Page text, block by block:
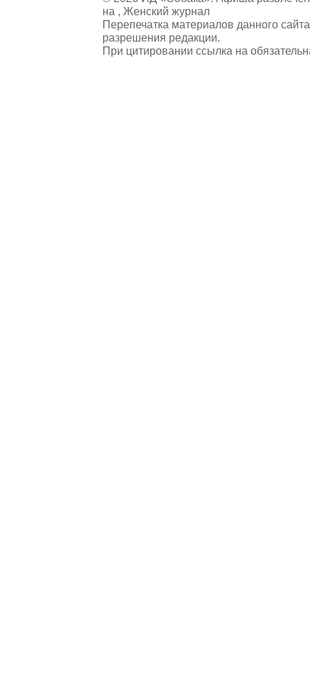
на , Женский журнал
Перепечатка материалов данного
разрешения редакции.
При цитировании ссылка на